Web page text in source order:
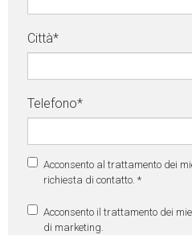
Città*
Telefono*
Acconsento al trattamento dei
richiesta di contatto. *
Acconsento il trattamento dei
di marketing.